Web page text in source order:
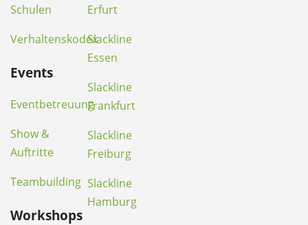
Schulen
Verhaltenskodex
Events
Eventbetreuung
Show &
Auftritte
Teambuilding
Workshops
Erfurt
Slackline
Essen
Slackline
Frankfurt
Slackline
Freiburg
Slackline
Hamburg